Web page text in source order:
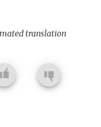
translation